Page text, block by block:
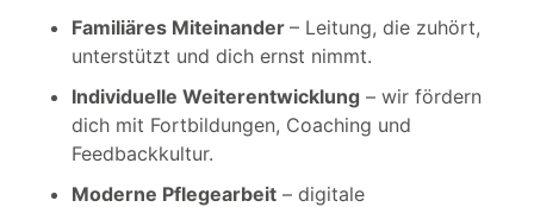
Familiäres Miteinander – Leitung, die zuhört,
unterstützt und dich ernst nimmt.
Individuelle Weiterentwicklung – wir fördern
dich mit Fortbildungen, Coaching und
Feedbackkultur.
Moderne Pflegearbeit – digitale